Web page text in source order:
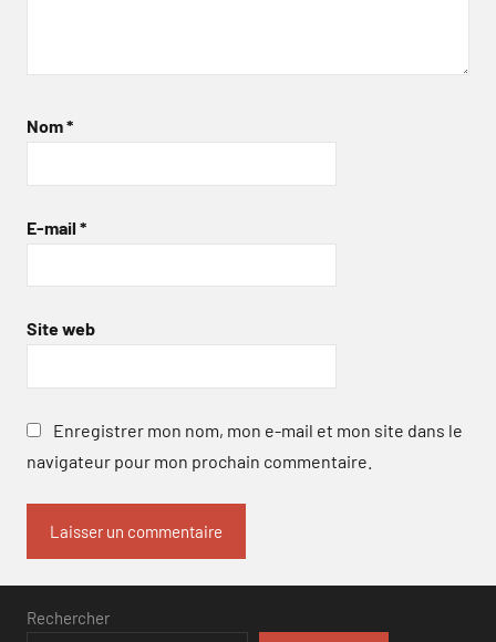
Nom*
E-mail *
Site web
Enregistrer mon nom, mon e-mail et mon site dans le
navigateur pour mon prochain commentaire.
Rechercher